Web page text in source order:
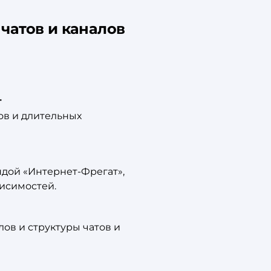
и каналов
и длительных
«Интернет-Фрегат»,
и структуры чатов и